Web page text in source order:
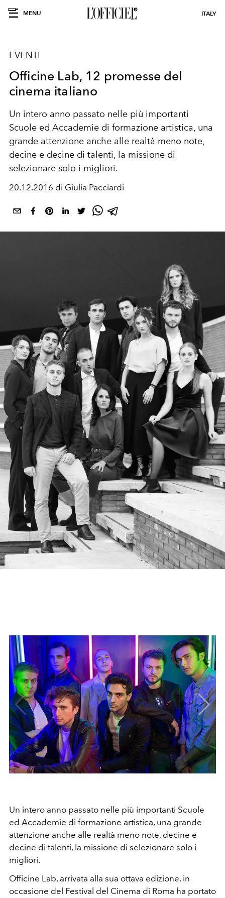
MENU ITALY
EVENTI
Officine Lab, 12 promesse del
cinema italiano
​Un intero anno passato nelle più importanti
Scuole ed Accademie di formazione artistica, una
grande attenzione anche alle realtà meno note,
decine e decine di talenti, la missione di
selezionare solo i migliori.
20.12.2016 di Giulia Pacciardi
Un intero anno passato nelle più importanti Scuole
ed Accademie di formazione artistica, una grande
attenzione anche alle realtà meno note, decine e
decine di talenti, la missione di selezionare solo i
migliori.
Officine Lab, arrivata alla sua ottava edizione, in
occasione del Festival del Cinema di Roma ha portato